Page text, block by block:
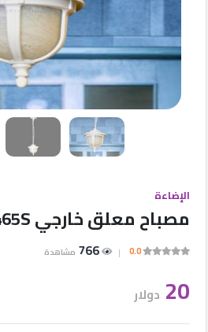
شركات
شركات
مميزة
بنا
إعلانات
المنتدى
الإضاءة
مصباح معلق خارجي 1465S - أبيض
0.0
766 مشاهدة
20 دولار